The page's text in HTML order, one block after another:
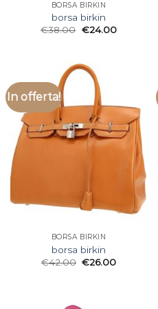
BORSA BIRKIN
borsa birkin
€38.00 €24.00
In offerta!
BORSA BIRKIN
borsa birkin
€42.00 €26.00